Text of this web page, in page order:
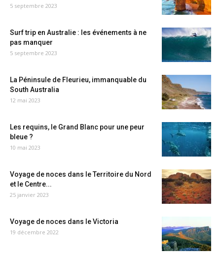
5 septembre 2023
Surf trip en Australie : les événements à ne
pas manquer
5 septembre 2023
La Péninsule de Fleurieu, immanquable du
South Australia
12 mai 2023
Les requins, le Grand Blanc pour une peur
bleue ?
10 mai 2023
Voyage de noces dans le Territoire du Nord
et le Centre...
25 janvier 2023
Voyage de noces dans le Victoria
19 décembre 2022